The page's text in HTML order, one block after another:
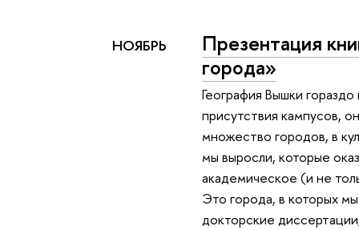
НОЯБРЬ
Презентация
города»
География Вышки
присутствия кампусов,
множество городов, в
мы выросли, которые
академическое (и не
Это города, в которых
докторские